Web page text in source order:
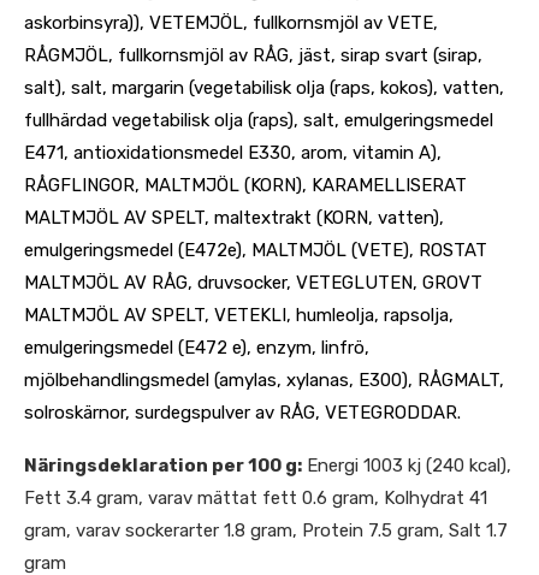
askorbinsyra)), VETEMJÖL, fullkornsmjöl av VETE,
RÅGMJÖL, fullkornsmjöl av RÅG, jäst, sirap svart (sirap,
salt), salt, margarin (vegetabilisk olja (raps, kokos), vatten,
fullhärdad vegetabilisk olja (raps), salt, emulgeringsmedel
E471, antioxidationsmedel E330, arom, vitamin A),
RÅGFLINGOR, MALTMJÖL (KORN), KARAMELLISERAT
MALTMJÖL AV SPELT, maltextrakt (KORN, vatten),
emulgeringsmedel (E472e), MALTMJÖL (VETE), ROSTAT
MALTMJÖL AV RÅG, druvsocker, VETEGLUTEN, GROVT
MALTMJÖL AV SPELT, VETEKLI, humleolja, rapsolja,
emulgeringsmedel (E472 e), enzym, linfrö,
mjölbehandlingsmedel (amylas, xylanas, E300), RÅGMALT,
solroskärnor, surdegspulver av RÅG, VETEGRODDAR.
Näringsdeklaration per 100 g: Energi 1003 kj (240 kcal),
Fett 3.4 gram, varav mättat fett 0.6 gram, Kolhydrat 41
gram, varav sockerarter 1.8 gram, Protein 7.5 gram, Salt 1.7
gram